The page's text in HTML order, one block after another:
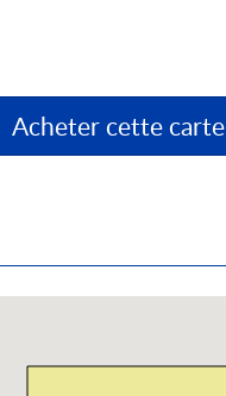
Acheter cette carte